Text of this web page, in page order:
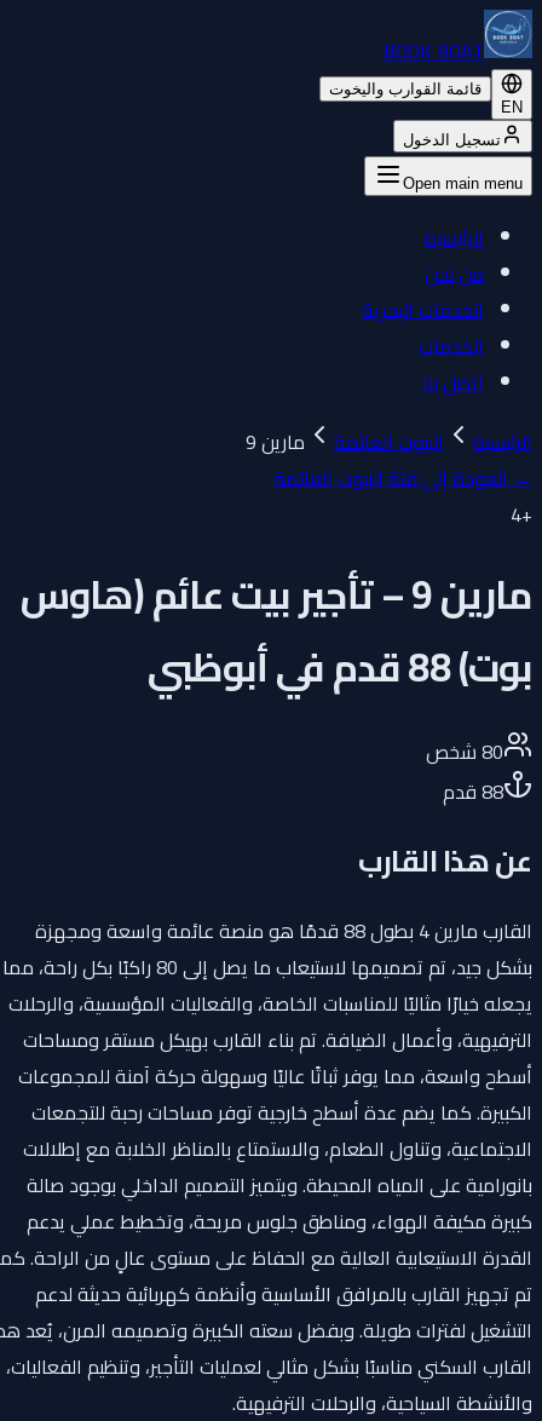
BOOK BOAT
EN
قائمة القوارب واليخوت
تسجيل الدخول
Open main menu
الرئيسية
من نحن
الخدمات البحرية
الخدمات
اتصل بنا
الرئيسية
البيوت العائمة
مارين 9
←العودة إلى فئة البيوت العائمة
4
مارين 9 – تأجير بيت عائم (هاوس
بوت) 88 قدم في أبوظبي
80شخص
88قدم
عن هذا القارب
القارب مارين 4 بطول 88 قدمًا هو منصة عائمة واسعة ومجهزة
بشكل جيد، تم تصميمها لاستيعاب ما يصل إلى 80 راكبًا بكل راحة، مما
يجعله خيارًا مثاليًا للمناسبات الخاصة، والفعاليات المؤسسية، والرحلات
الترفيهية، وأعمال الضيافة. تم بناء القارب بهيكل مستقر ومساحات
أسطح واسعة، مما يوفر ثباتًا عاليًا وسهولة حركة آمنة للمجموعات
الكبيرة. كما يضم عدة أسطح خارجية توفر مساحات رحبة للتجمعات
الاجتماعية، وتناول الطعام، والاستمتاع بالمناظر الخلابة مع إطلالات
بانورامية على المياه المحيطة. ويتميز التصميم الداخلي بوجود صالة
كبيرة مكيفة الهواء، ومناطق جلوس مريحة، وتخطيط عملي يدعم
القدرة الاستيعابية العالية مع الحفاظ على مستوى عالٍ من الراحة. كما
تم تجهيز القارب بالمرافق الأساسية وأنظمة كهربائية حديثة لدعم
التشغيل لفترات طويلة. وبفضل سعته الكبيرة وتصميمه المرن، يُعد هذا
القارب السكني مناسبًا بشكل مثالي لعمليات التأجير، وتنظيم الفعاليات،
والأنشطة السياحية، والرحلات الترفيهية.